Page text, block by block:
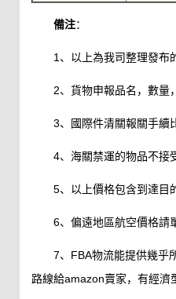
備注：
1、以上為我司整理發布的
2、貨物申報品名，數量，
3、國際件清關報關手續比
4、海關禁運的物品不接受
5、以上價格包含到達目的
6、偏遠地區航空價格請單
7、FBA物流能提供幾乎所
路線給amazon賣家，有經濟